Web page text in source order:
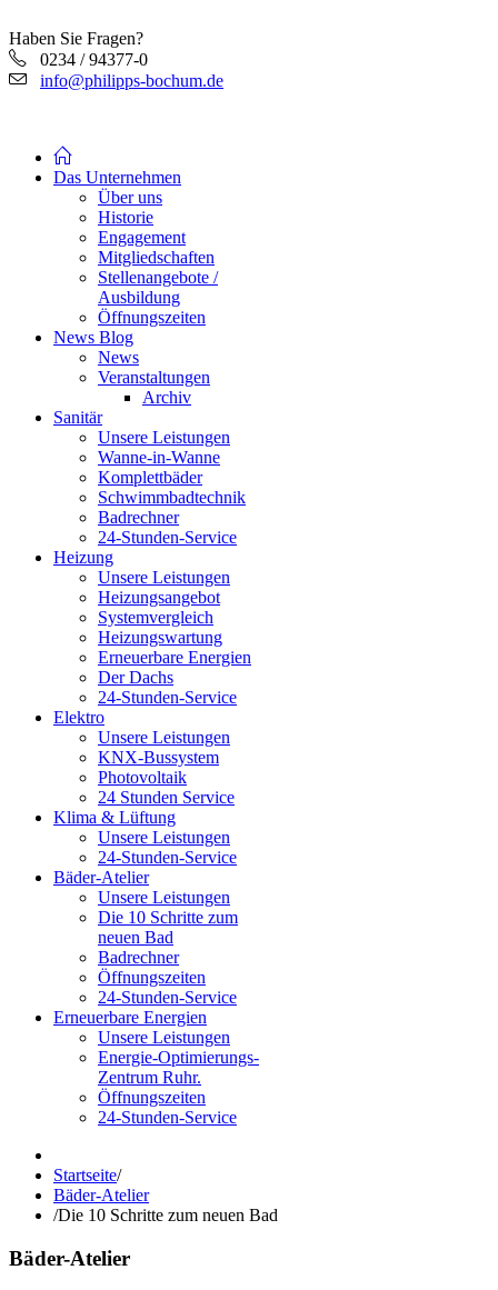
Haben Sie Fragen?
0234 / 94377-0
info@philipps-bochum.de
Das Unternehmen
Über uns
Historie
Engagement
Mitgliedschaften
Stellenangebote /
Ausbildung
Öffnungszeiten
News Blog
News
Veranstaltungen
Archiv
Sanitär
Unsere Leistungen
Wanne-in-Wanne
Komplettbäder
Schwimmbadtechnik
Badrechner
24-Stunden-Service
Heizung
Unsere Leistungen
Heizungsangebot
Systemvergleich
Heizungswartung
Erneuerbare Energien
Der Dachs
24-Stunden-Service
Elektro
Unsere Leistungen
KNX-Bussystem
Photovoltaik
24 Stunden Service
Klima & Lüftung
Unsere Leistungen
24-Stunden-Service
Bäder-Atelier
Unsere Leistungen
Die 10 Schritte zum
neuen Bad
Badrechner
Öffnungszeiten
24-Stunden-Service
Erneuerbare Energien
Unsere Leistungen
Energie-Optimierungs-
Zentrum Ruhr.
Öffnungszeiten
24-Stunden-Service
Startseite/
Bäder-Atelier
/Die 10 Schritte zum neuen Bad
Bäder-Atelier